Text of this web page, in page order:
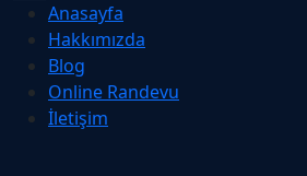
Anasayfa
Hakkımızda
Blog
Online Randevu
İletişim